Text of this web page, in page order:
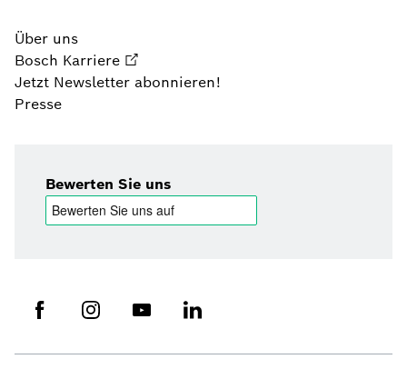
Über uns
Bosch Karriere
Jetzt Newsletter abonnieren!
Presse
Bewerten Sie uns